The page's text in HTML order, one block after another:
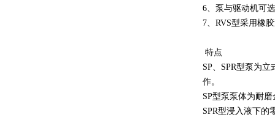
6、泵与驱动机可
7、RVS型采用橡
特点
SP、SPR型泵为
作。
SP型泵泵体为耐
SPR型浸入液下的